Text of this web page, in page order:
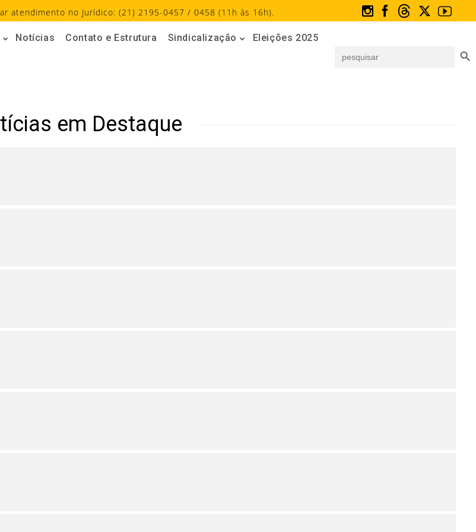
atendimento no Jurídico: (21) 2195-0457 / 0458 (11h às 16h).
Notícias Contato e Estrutura Sindicalização
Eleições 2025
for:
em Destaque